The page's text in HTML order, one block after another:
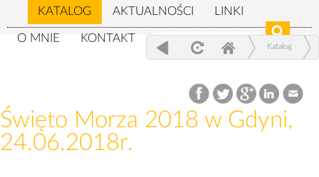
KATALOG AKTUALNOŚCI LINKI
O MNIE KONTAKT
Katalog
Święto Morza 2018 w Gdyni, 24.06.2018r.
Święto Morza 2018 w Gdyni,
24.06.2018r.